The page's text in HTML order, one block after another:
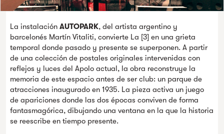
La instalación AUTOPARK, del artista argentino y
barcelonés Martín Vitaliti, convierte La [3] en una grieta
temporal donde pasado y presente se superponen. A partir
de una colección de postales originales intervenidas con
reflejos y luces del Apolo actual, la obra reconstruye la
memoria de este espacio antes de ser club: un parque de
atracciones inaugurado en 1935. La pieza activa un juego
de apariciones donde las dos épocas conviven de forma
fantasmagórica, dibujando una ventana en la que la historia
se reescribe en tiempo presente.